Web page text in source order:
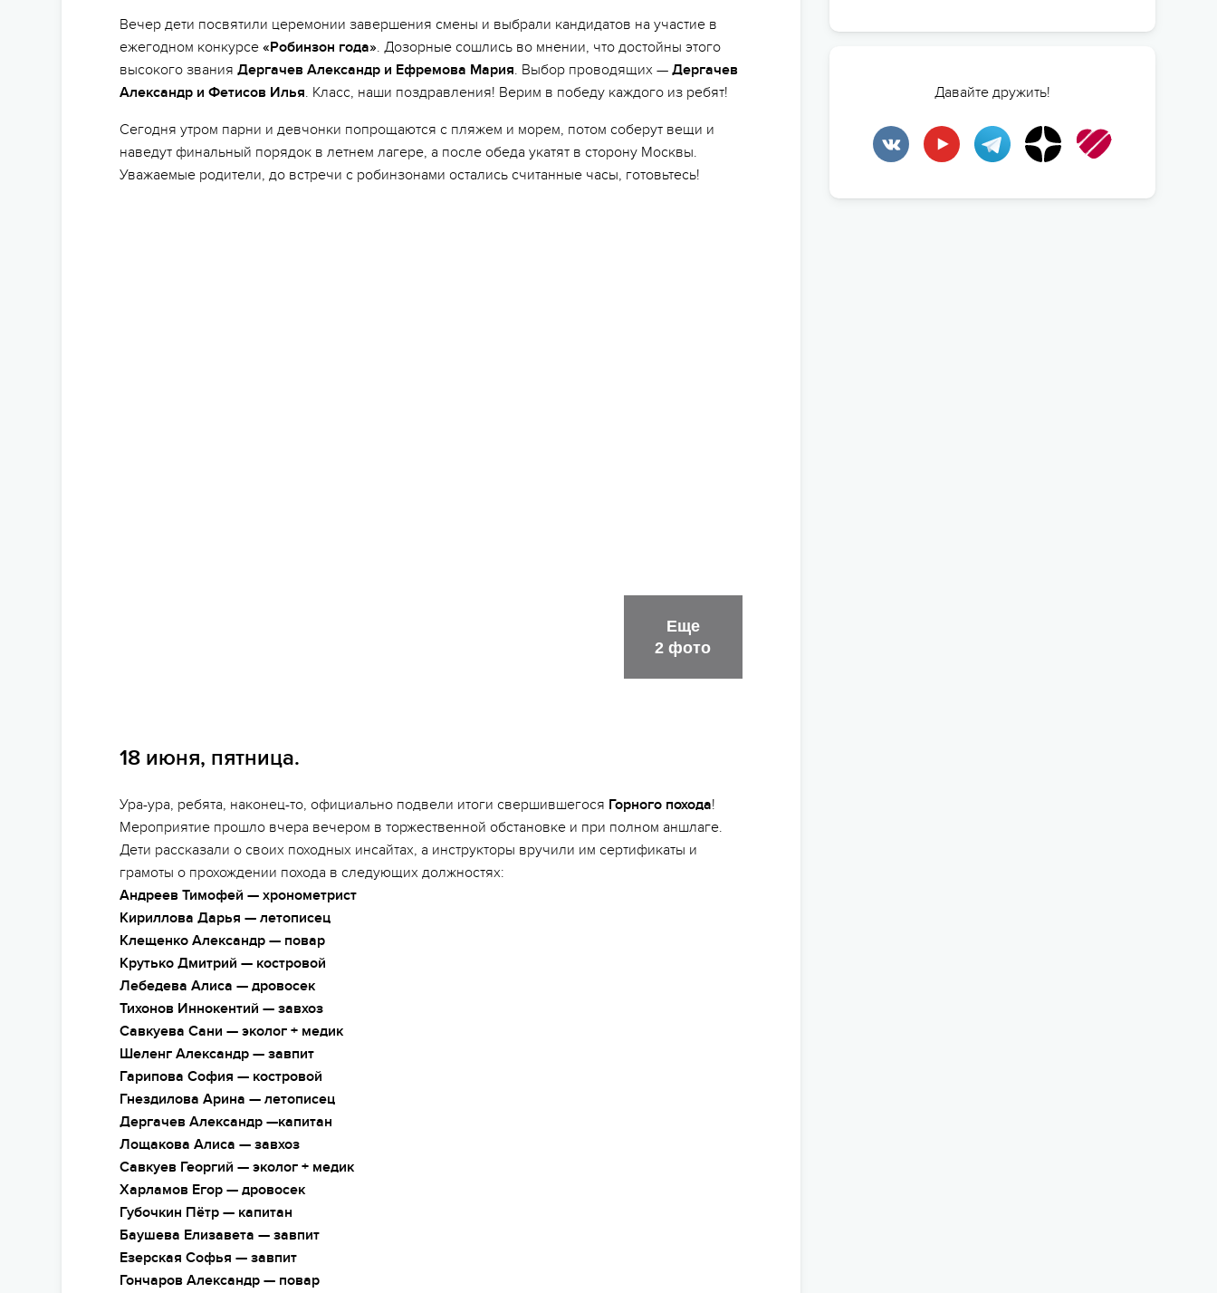
Вечер дети посвятили церемонии завершения смены и выбрали кандидатов на участие в
ежегодном конкурсе «Робинзон года». Дозорные сошлись во мнении, что достойны этого
высокого звания Дергачев Александр и Ефремова Мария. Выбор проводящих — Дергачев
Александр и Фетисов Илья. Класс, наши поздравления! Верим в победу каждого из ребят!
Сегодня утром парни и девчонки попрощаются с пляжем и морем, потом соберут вещи и
наведут финальный порядок в летнем лагере, а после обеда укатят в сторону Москвы.
Уважаемые родители, до встречи с робинзонами остались считанные часы, готовьтесь!
Еще
2 фото
18 июня, пятница.
Ура-ура, ребята, наконец-то, официально подвели итоги свершившегося Горного похода!
Мероприятие прошло вчера вечером в торжественной обстановке и при полном аншлаге.
Дети рассказали о своих походных инсайтах, а инструкторы вручили им сертификаты и
грамоты о прохождении похода в следующих должностях:
Андреев Тимофей — хронометрист
Кириллова Дарья — летописец
Клещенко Александр — повар
Крутько Дмитрий — костровой
Лебедева Алиса — дровосек
Тихонов Иннокентий — завхоз
Савкуева Сани — эколог + медик
Шеленг Александр — завпит
Гарипова София — костровой
Гнездилова Арина — летописец
Дергачев Александр —капитан
Лощакова Алиса — завхоз
Савкуев Георгий — эколог + медик
Харламов Егор — дровосек
Губочкин Пётр — капитан
Баушева Елизавета — завпит
Езерская Софья — завпит
Гончаров Александр — повар
Давайте дружить!